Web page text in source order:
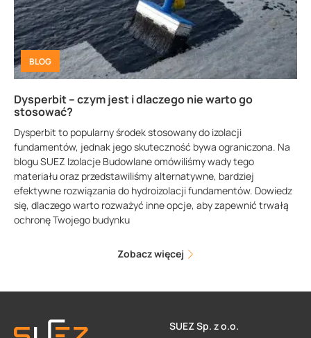
BLOG
Dysperbit – czym jest i dlaczego nie warto go
stosować?
Dysperbit to popularny środek stosowany do izolacji
fundamentów, jednak jego skuteczność bywa ograniczona. Na
blogu SUEZ Izolacje Budowlane omówiliśmy wady tego
materiału oraz przedstawiliśmy alternatywne, bardziej
efektywne rozwiązania do hydroizolacji fundamentów. Dowiedz
się, dlaczego warto rozważyć inne opcje, aby zapewnić trwałą
ochronę Twojego budynku
Zobacz więcej
SUEZ Sp. z o.o.